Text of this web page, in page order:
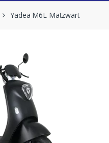
Yadea M6L Matzwart